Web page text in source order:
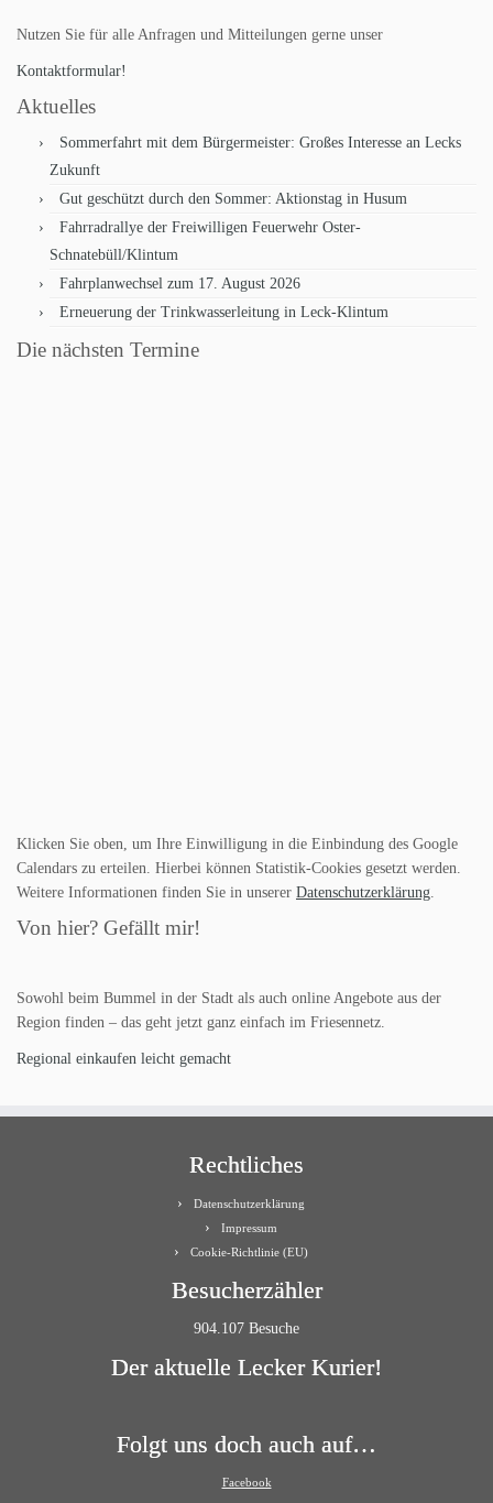
Nutzen Sie für alle Anfragen und Mitteilungen gerne unser
Kontaktformular!
Aktuelles
Sommerfahrt mit dem Bürgermeister: Großes Interesse an Lecks
Zukunft
Gut geschützt durch den Sommer: Aktionstag in Husum
Fahrradrallye der Freiwilligen Feuerwehr Oster-
Schnatebüll/Klintum
Fahrplanwechsel zum 17. August 2026
Erneuerung der Trinkwasserleitung in Leck-Klintum
Die nächsten Termine
Klicken Sie oben, um Ihre Einwilligung in die Einbindung des Google
Calendars zu erteilen. Hierbei können Statistik-Cookies gesetzt werden.
Weitere Informationen finden Sie in unserer Datenschutzerklärung.
Von hier? Gefällt mir!
Sowohl beim Bummel in der Stadt als auch online Angebote aus der
Region finden – das geht jetzt ganz einfach im Friesennetz.
Regional einkaufen leicht gemacht
Rechtliches
Datenschutzerklärung
Impressum
Cookie-Richtlinie (EU)
Besucherzähler
904.107 Besuche
Der aktuelle Lecker Kurier!
Folgt uns doch auch auf…
Facebook